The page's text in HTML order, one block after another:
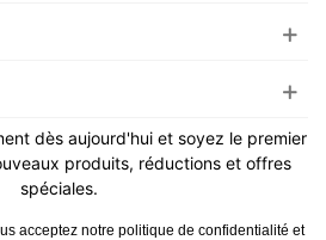
dès aujourd'hui et soyez le premier
produits, réductions et offres
spéciales.
acceptez notre politique de confidentialité et